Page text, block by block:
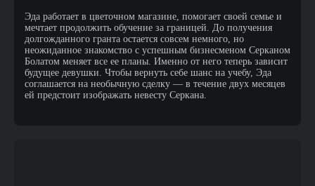
Эда работает в цветочном магазине, помогает своей семье и
мечтает продолжить обучение за границей. До получения
долгожданного гранта остается совсем немного, но
неожиданное знакомство с успешным бизнесменом Серканом
Болатом меняет все ее планы. Именно от него теперь зависит
будущее девушки. Чтобы вернуть себе шанс на учебу, Эда
соглашается на необычную сделку — в течение двух месяцев
ей предстоит изображать невесту Серкана.